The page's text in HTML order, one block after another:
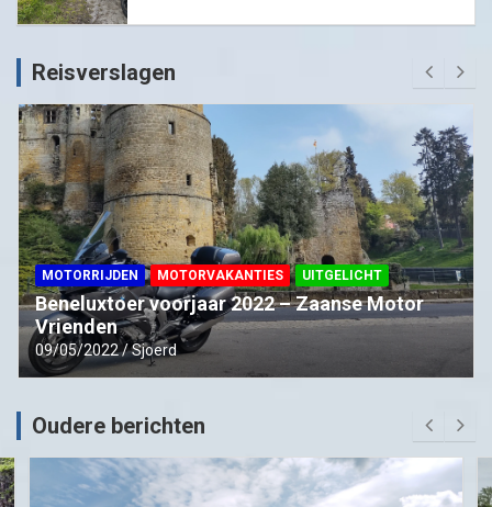
Reisverslagen
MOTORRIJDEN MOTORVAKANTIES UITGELICHT
Beneluxtoer voorjaar 2022 – Zaanse Motor
Vrienden
09/05/2022 Sjoerd
Oudere berichten